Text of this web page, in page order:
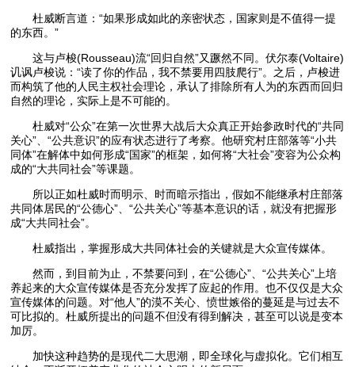
杜威断言道：“如果形成如此的亲密状态，国家则是不值得一提
的东西。”
这与卢梭(Rousseau)流“回归自然”又蹶然不同。伏尔泰(Voltaire)
讥讽卢梭说：“读了你的作品，我不禁要用四肢爬行”。之后，卢梭进
而构筑了他的人民主权社会理论，承认了排除所有人为的东西而回归
自然的理论，实际上是不可能的。
杜威对“公众”在第一次世界大战后大众真正开始参政时代的“共同
关心”、“公共意识”的应有状态进行了考察。他研究村庄部落等“小共
同体”在解体中如何形成“国家”的框架，如何将“大社会”变容为公众构
成的“大共同社会”等课题。
所以正如杜威时而明示、时而暗示指出，假如不能继承村庄部落
共同体居民的“公德心”、“公共关心”等基本意识的话，就没有把握形
成“大共同社会”。
杜威指出，掌握形成大共同体社会的关键就是大众宣传媒体。
然而，到目前为止，不禁要问到，在“公德心”、“公共关心”上培
养起来的大众宣传媒体是否充分发挥了应起的作用。也不仅仅是大众
宣传媒体的问题。对“他人”的漠不关心、愤世嫉俗的蔓延是与过去不
可比拟的。杜威所提出的问题不但没有得到解决，甚至可以说是变本
加厉。
加快这种趋势的是现代二大思潮，即全球化与虚拟化。它们相互